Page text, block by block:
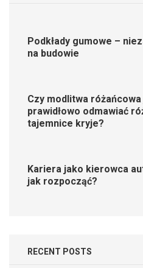
Podkłady gumowe –
na budowie
Czy modlitwa
prawidłowo odmawiać
tajemnice kryje?
Kariera jako kierowca
jak rozpocząć?
RECENT POSTS